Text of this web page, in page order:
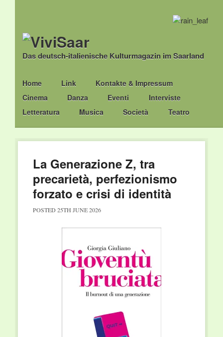
Das deutsch-italienische Kulturmagazin im Saarland
Main menu
Skip
to
content
Home Link
Kontakte & Impressum
Cinema
Danza Eventi
Interviste
Letteratura
Musica Società Teatro
La Generazione Z, tra
precarietà, perfezionismo
forzato e crisi di identità
POSTED 25TH JUNE 2026